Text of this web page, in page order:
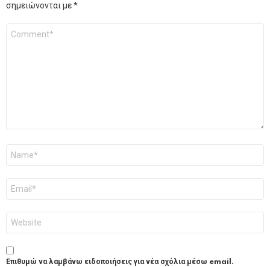
σημειώνονται με*
Επιθυμώ να λαμβάνω ειδοποιήσεις για νέα σχόλια μέσω email.